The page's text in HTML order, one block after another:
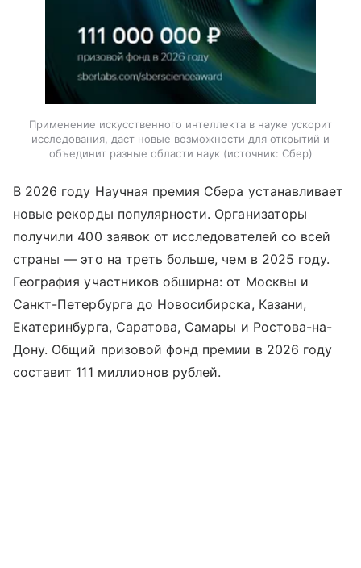
Применение искусственного интеллекта в науке ускорит
исследования, даст новые возможности для открытий и
объединит разные области наук
источник: Сбер
В 2026 году Научная премия Сбера устанавливает
новые рекорды популярности. Организаторы
получили 400 заявок от исследователей со всей
страны — это на треть больше, чем в 2025 году.
География участников обширна: от Москвы и
Санкт-Петербурга до Новосибирска, Казани,
Екатеринбурга, Саратова, Самары и Ростова-на-
Дону. Общий призовой фонд премии в 2026 году
составит 111 миллионов рублей.